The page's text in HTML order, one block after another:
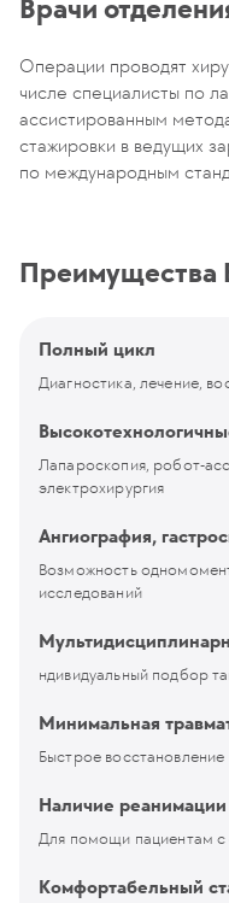
Врачи
Операции проводят
числе специалисты по
ассистированным
стажировки в ведущих
по международным
Преимущества
Полный цикл
Диагностика, лечение,
Лапароскопия, робот-
электрохирургия
Ангиография,
Возможность
исследований
ндивидуальный подбор
Минимальная
Быстрое восстановление
Наличие
Для помощи пациентам
Комфортабельный